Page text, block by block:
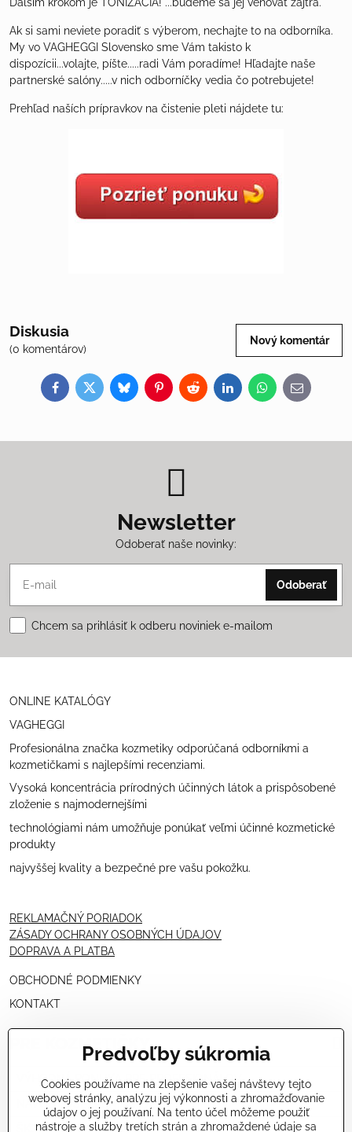
Ak si sami neviete poradiť s výberom, nechajte to na odborníka.
My vo VAGHEGGI Slovensko sme Vám takisto k
dispozícii...volajte, píšte.....radi Vám poradíme! Hľadajte naše
partnerské salóny.....v nich odborníčky vedia čo potrebujete!
Prehľad naších prípravkov na čistenie pleti nájdete tu:
Diskusia
(0 komentárov)
Nový komentár
FacebookTwitterBlueskyPinterestRedditLinkedInWhatsApp
E-
mail
Newsletter
Odoberať naše novinky:
Odoberať
Chcem sa prihlásiť k odberu noviniek e-mailom
ONLINE KATALÓGY
VAGHEGGI
Profesionálna značka kozmetiky odporúčaná odborníkmi a
kozmetičkami s najlepšími recenziami.
Vysoká koncentrácia prírodných účinných látok a prispôsobené
zloženie s najmodernejšími
technológiami nám umožňuje ponúkať veľmi účinné kozmetické
produkty
najvyššej kvality a bezpečné pre vašu pokožku.
REKLAMAČNÝ PORIADOK
ZÁSADY OCHRANY OSOBNÝCH ÚDAJOV
DOPRAVA A PLATBA
OBCHODNÉ PODMIENKY
KONTAKT
PRE KOZMETIČKY
VÝHODNÁ PONUKA PRE PROFESIONÁLOV
NÁVODY OŠETRENÍ - VIDEÁ
ŠKOLENIE KOZMETIČIEK V TALIANSKU
Predvoľby súkromia
Cookies používame na zlepšenie vašej návštevy tejto
webovej stránky, analýzu jej výkonnosti a zhromažďovanie
údajov o jej používaní. Na tento účel môžeme použiť
nástroje a služby tretích strán a zhromaždené údaje sa